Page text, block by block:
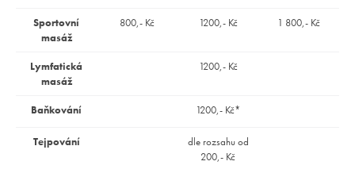
Sportovní
masáž
800,- Kč 1200,- Kč 1 800,- Kč
Lymfatická
masáž
1200,- Kč
Baňkování 1200,- Kč*
Tejpování
dle rozsahu od
200,- Kč